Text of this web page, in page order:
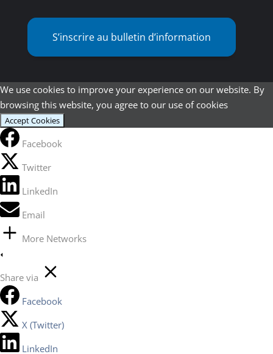
S’inscrire au bulletin d’information
We use cookies to improve your experience on our website. By
browsing this website, you agree to our use of cookies
Accept Cookies
Facebook
Twitter
LinkedIn
Email
More Networks
Share via
Facebook
X (Twitter)
LinkedIn